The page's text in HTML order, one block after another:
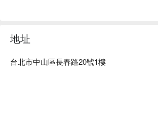
地址
台北市中山區長春路20號1樓